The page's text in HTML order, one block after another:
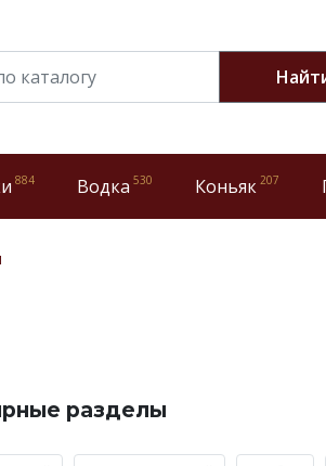
884 Водка 530 Коньяк 207
разделы